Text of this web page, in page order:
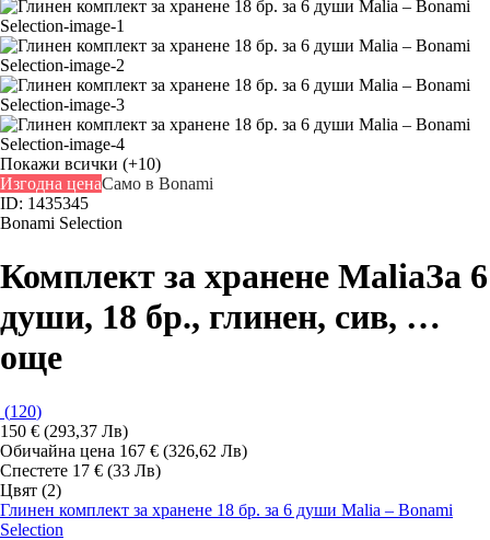
Покажи всички (+10)
Изгодна ценаСамо в Bonami
ID: 1435345
Bonami Selection
Комплект за хранене MaliaЗа 6
души, 18 бр., глинен, сив, …
още
(120)
150 € (293,37 Лв)
Обичайна цена 167 € (326,62 Лв)
Спестете 17 € (33 Лв)
Цвят (2)
Глинен комплект за хранене 18 бр. за 6 души Malia – Bonami
Selection